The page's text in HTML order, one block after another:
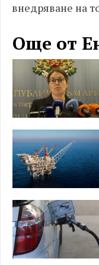
внедряване на
Още от